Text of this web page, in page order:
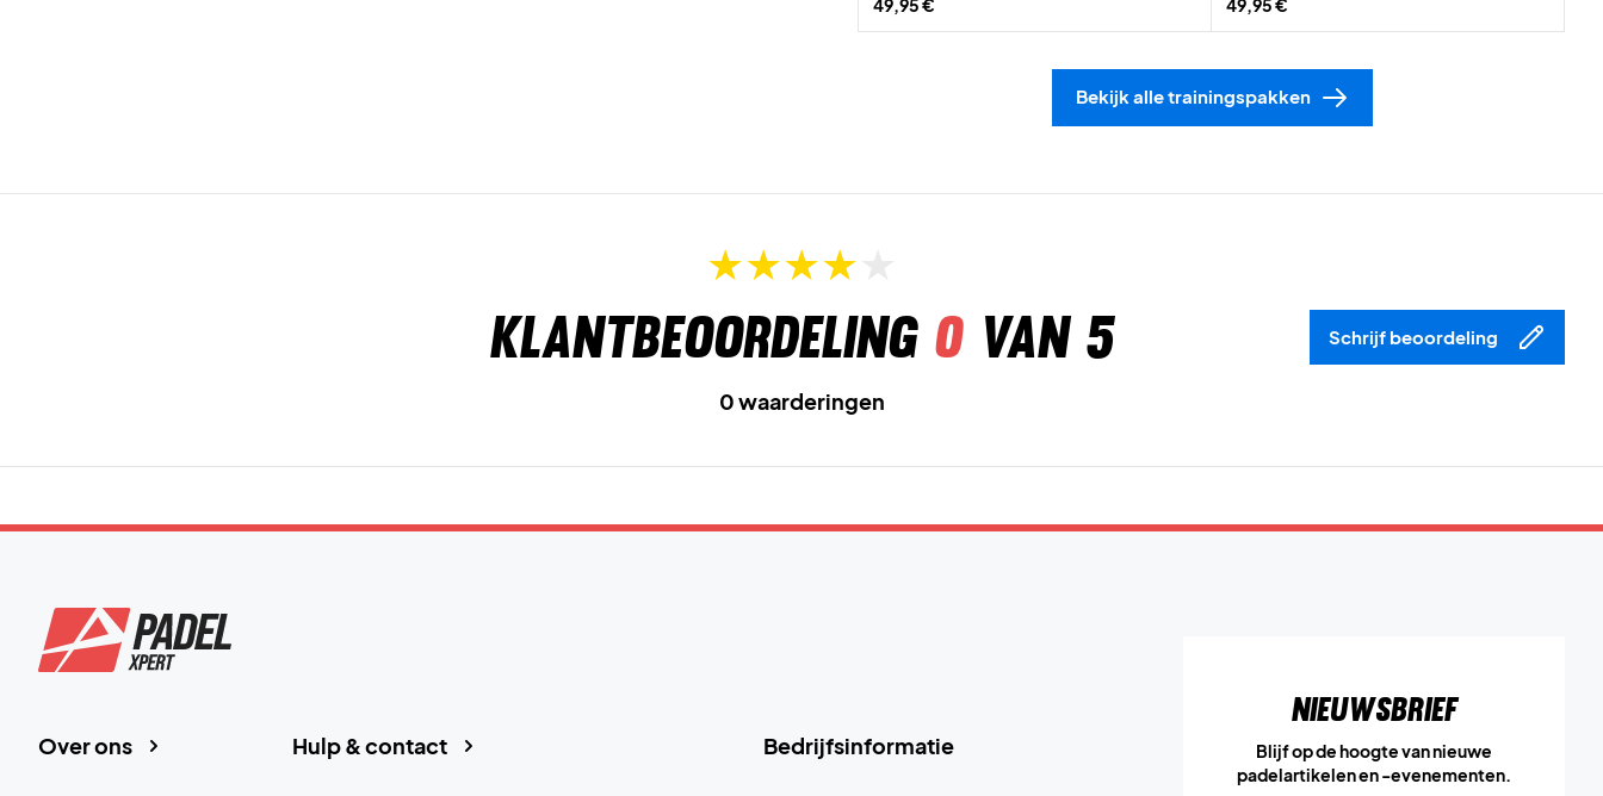
49,95 €
49,95 €
Bekijk alle trainingspakken
Klantbeoordeling 0van 5 Schrijf beoordeling
0 waarderingen
Bedrijfsinformatie
Hulp & contact
Over ons
Nieuwsbrief
Blijf op de hoogte van nieuwe
padelartikelen en -evenementen.